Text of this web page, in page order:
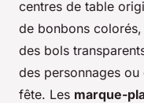
centres de table
de bonbons
des bols
des personnages
fête. Les marque-